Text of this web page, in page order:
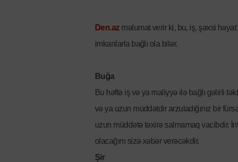
Den.az məlumat verir ki, bu, iş, şəxsi
imkanlarla bağlı ola bilər.
Buğa
Bu həftə iş və ya maliyyə ilə bağlı gəlirli
və ya uzun müddətdir arzuladığınız bir
uzun müddətə təxirə salmamaq vacibdir.
olacağını sizə xəbər verəcəkdir.
Şir